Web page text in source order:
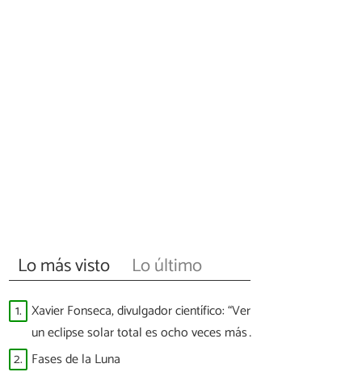
Lo más visto Lo último
1. Xavier Fonseca, divulgador científico: “Ver
un eclipse solar total es ocho veces más
difícil que ver a España ganar un Mundial”
2. Fases de la Luna